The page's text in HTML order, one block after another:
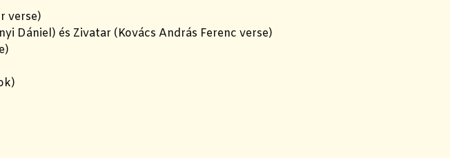
verse)
Dániel) és Zivatar (Kovács András Ferenc verse)